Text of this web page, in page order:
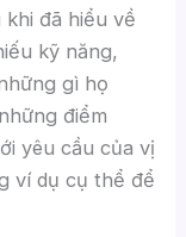
khi đã hiểu về
kỹ năng,
gì họ
điểm
yêu cầu của vị
ví dụ cụ thể để